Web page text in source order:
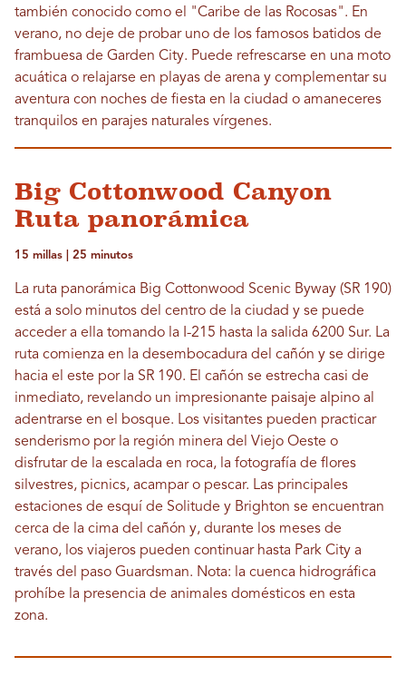
también conocido como el "Caribe de las Rocosas". En
verano, no deje de probar uno de los famosos batidos de
frambuesa de Garden City. Puede refrescarse en una moto
acuática o relajarse en playas de arena y complementar su
aventura con noches de fiesta en la ciudad o amaneceres
tranquilos en parajes naturales vírgenes.
Big Cottonwood Canyon
Ruta panorámica
15 millas | 25 minutos
La ruta panorámica Big Cottonwood Scenic Byway (SR 190)
está a solo minutos del centro de la ciudad y se puede
acceder a ella tomando la I-215 hasta la salida 6200 Sur. La
ruta comienza en la desembocadura del cañón y se dirige
hacia el este por la SR 190. El cañón se estrecha casi de
inmediato, revelando un impresionante paisaje alpino al
adentrarse en el bosque. Los visitantes pueden practicar
senderismo por la región minera del Viejo Oeste o
disfrutar de la escalada en roca, la fotografía de flores
silvestres, picnics, acampar o pescar. Las principales
estaciones de esquí de Solitude y Brighton se encuentran
cerca de la cima del cañón y, durante los meses de
verano, los viajeros pueden continuar hasta Park City a
través del paso Guardsman. Nota: la cuenca hidrográfica
prohíbe la presencia de animales domésticos en esta
zona.